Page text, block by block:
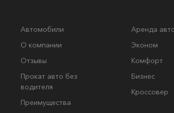
Автомобили
О компании
Отзывы
Прокат авто без
водителя
Преимущества
Аренда
Эконом
Комфорт
Бизнес
Кроссовер